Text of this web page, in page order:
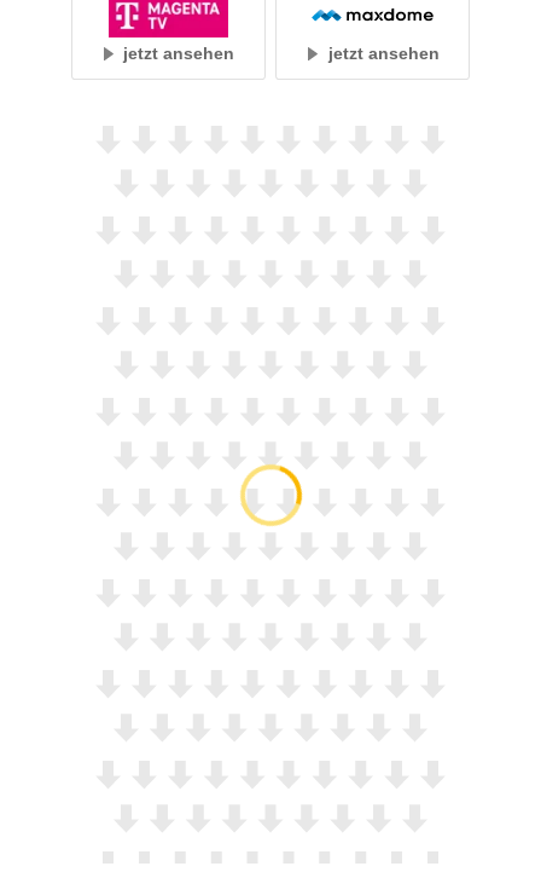
jetzt ansehen jetzt ansehen